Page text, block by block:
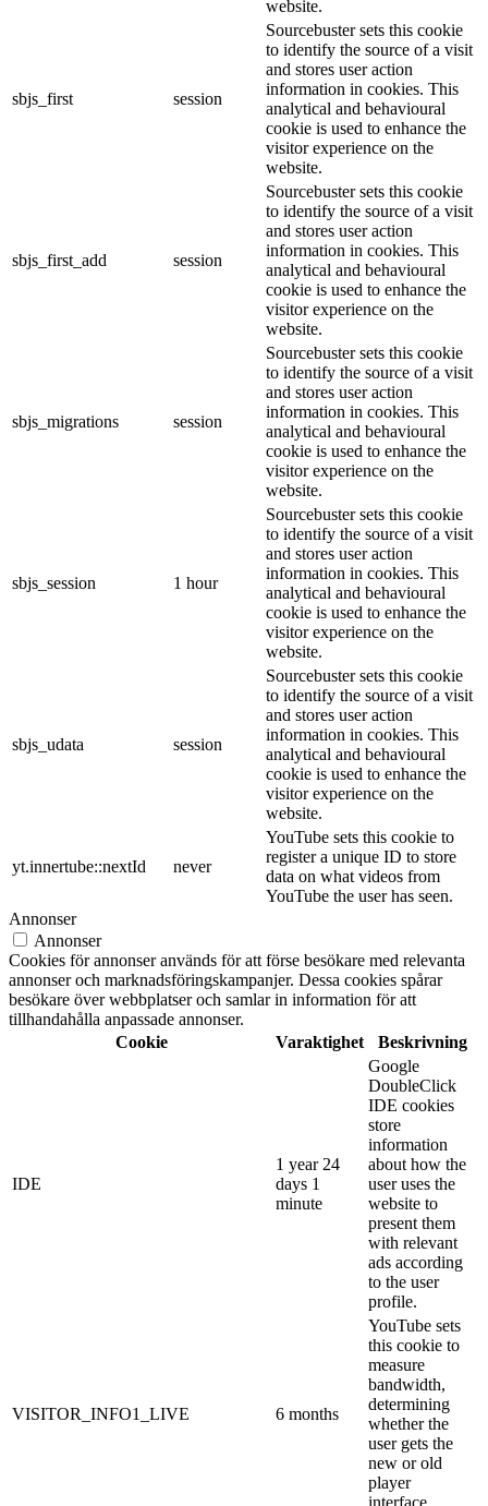
website.
sbjs_first session
Sourcebuster sets this cookie
to identify the source of a visit
and stores user action
information in cookies. This
analytical and behavioural
cookie is used to enhance the
visitor experience on the
website.
sbjs_first_add session
Sourcebuster sets this cookie
to identify the source of a visit
and stores user action
information in cookies. This
analytical and behavioural
cookie is used to enhance the
visitor experience on the
website.
sbjs_migrations session
Sourcebuster sets this cookie
to identify the source of a visit
and stores user action
information in cookies. This
analytical and behavioural
cookie is used to enhance the
visitor experience on the
website.
sbjs_session 1 hour
Sourcebuster sets this cookie
to identify the source of a visit
and stores user action
information in cookies. This
analytical and behavioural
cookie is used to enhance the
visitor experience on the
website.
sbjs_udata session
Sourcebuster sets this cookie
to identify the source of a visit
and stores user action
information in cookies. This
analytical and behavioural
cookie is used to enhance the
visitor experience on the
website.
yt.innertube::nextId never
YouTube sets this cookie to
register a unique ID to store
data on what videos from
YouTube the user has seen.
Annonser
Annonser
Cookies för annonser används för att förse besökare med relevanta
annonser och marknadsföringskampanjer. Dessa cookies spårar
besökare över webbplatser och samlar in information för att
tillhandahålla anpassade annonser.
Cookie
Varaktighet Beskrivning
IDE
1 year 24
days 1
minute
Google
DoubleClick
IDE cookies
store
information
about how the
user uses the
website to
present them
with relevant
ads according
to the user
profile.
VISITOR_INFO1_LIVE 6 months
YouTube sets
this cookie to
measure
bandwidth,
determining
whether the
user gets the
new or old
player
interface.